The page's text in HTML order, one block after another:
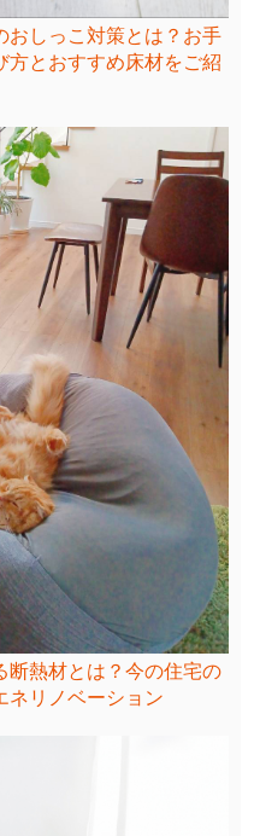
おしっこ対策とは？お手
方とおすすめ床材をご紹
断熱材とは？今の住宅の
ネリノベーション